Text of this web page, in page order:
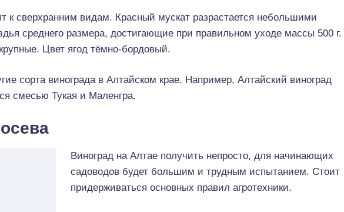
к сверхранним видам. Красный мускат разрастается небольшими
среднего размера, достигающие при правильном уходе массы 500 г.
Цвет ягод тёмно-бордовый.
сорта винограда в Алтайском крае. Например, Алтайский виноград
смесью Тукая и Маленгра.
Виноград на Алтае получить непросто, для начинающих
садоводов будет большим и трудным испытанием. Стоит
придерживаться основных правил агротехники.